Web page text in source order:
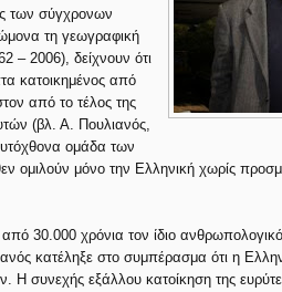
των σύγχρονων
τη γεωγραφική
– 2006), δείχνουν ότι
κατοικημένος από
από το τέλος της
(βλ. Α. Πουλιανός,
ομάδα των
ομιλούν μόνο την Ελληνική χωρίς
30.000 χρόνια τον ίδιο
κατέληξε στο συμπέρασμα ότι η
συνεχής εξάλλου κατοίκηση της